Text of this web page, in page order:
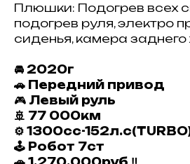
Плюшки: Подогрев всех
подогрев руля, электро
сиденья, камера заднего
🚘 2020г
🚗 Передний привод
🎮 Левый руль
🚢 77 000км
⚙️ 1300сс-
🕹 Робот 7ст